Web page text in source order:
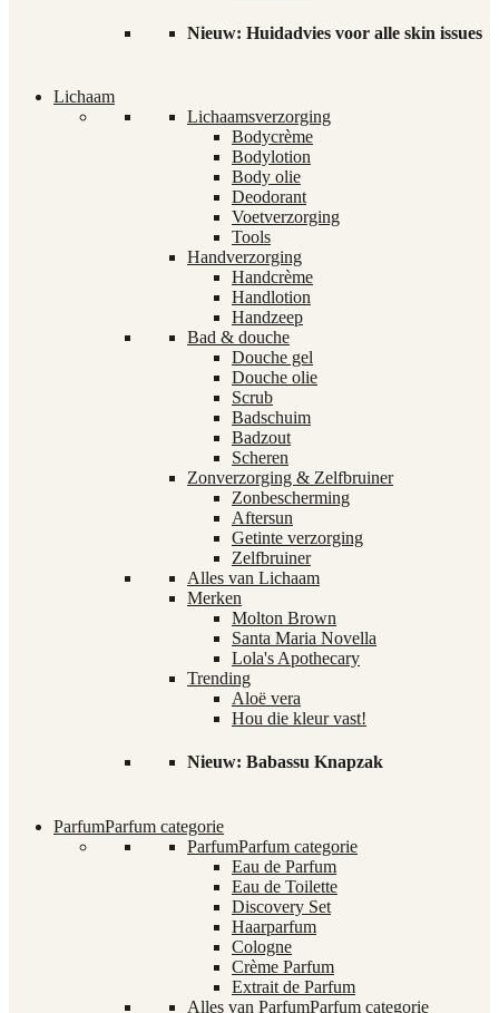
Nieuw: Huidadvies voor alle skin issues
Lichaam
Lichaamsverzorging
Bodycrème
Bodylotion
Body olie
Deodorant
Voetverzorging
Tools
Handverzorging
Handcrème
Handlotion
Handzeep
Bad & douche
Douche gel
Douche olie
Scrub
Badschuim
Badzout
Scheren
Zonverzorging & Zelfbruiner
Zonbescherming
Aftersun
Getinte verzorging
Zelfbruiner
Alles van Lichaam
Merken
Molton Brown
Santa Maria Novella
Lola's Apothecary
Trending
Aloë vera
Hou die kleur vast!
Nieuw: Babassu Knapzak
ParfumParfum categorie
ParfumParfum categorie
Eau de Parfum
Eau de Toilette
Discovery Set
Haarparfum
Cologne
Crème Parfum
Extrait de Parfum
Alles van ParfumParfum categorie